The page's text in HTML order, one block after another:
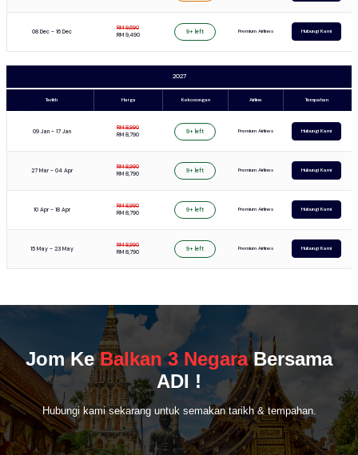
08 Dec - 16 Dec
RM 9,690
RM 9,490
9+ left Premium Airlines Hubungi Kami
2027
Tarikh Harga Kekosongan Airline Tempahan
09 Jan - 17 Jan
RM 8,990
RM 8,790
9+ left Premium Airlines Hubungi Kami
27 Mar - 04 Apr
RM 8,990
RM 8,790
9+ left Premium Airlines Hubungi Kami
10 Apr - 18 Apr
RM 8,990
RM 8,790
9+ left Premium Airlines Hubungi Kami
15 May - 23 May
RM 8,990
RM 8,790
9+ left Premium Airlines Hubungi Kami
Jom KeBalkan 3 NegaraBersama
ADI !
Hubungi kami sekarang untuk semakan tarikh & tempahan.